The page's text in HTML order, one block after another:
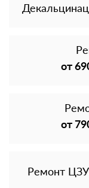
от
от
Ремонт ЦЗУ